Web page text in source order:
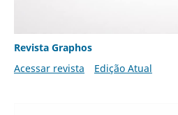
Revista Graphos
Acessar revista
Edição Atual